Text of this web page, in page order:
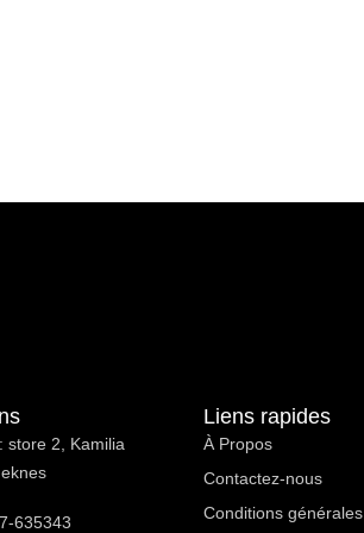
store 2, Kamilia
635343
Liens rapides
À Propos ​
Contactez-nous
Conditions générales